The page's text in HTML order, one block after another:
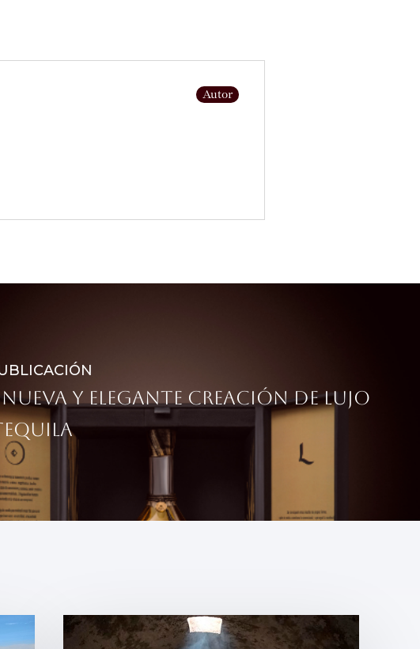
Autor
y elegante creación de lujo